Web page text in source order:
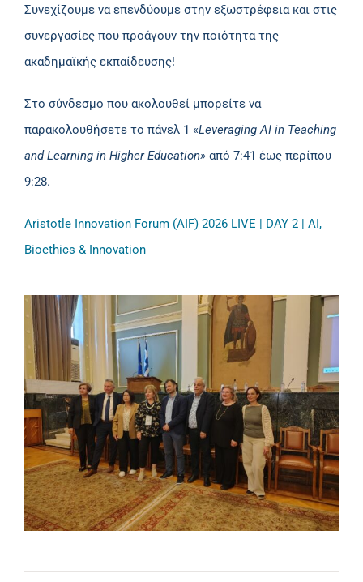
Συνεχίζουμε να επενδύουμε στην εξωστρέφεια και στις
συνεργασίες που προάγουν την ποιότητα της
ακαδημαϊκής εκπαίδευσης!
Στο σύνδεσμο που ακολουθεί μπορείτε να
παρακολουθήσετε το πάνελ 1 «Leveraging AI in Teaching
and Learning in Higher Education»από 7:41 έως περίπου
9:28.
Aristotle Innovation Forum (AIF) 2026 LIVE | DAY 2 | AI,
Bioethics & Innovation